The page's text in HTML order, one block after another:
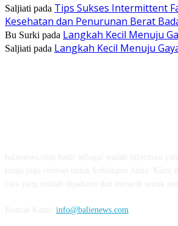
Saljiati pada Tips Sukses Intermittent
Kesehatan dan Penurunan Berat
Bu Surki pada Langkah Kecil Menuju
Saljiati pada Langkah Kecil Menuju
info@balienews.com